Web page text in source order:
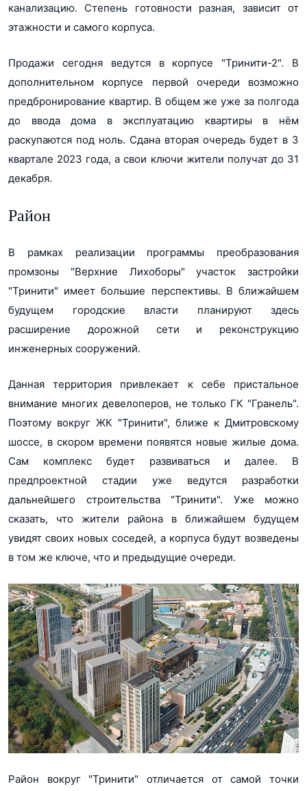
канализацию. Степень готовности разная, зависит от
этажности и самого корпуса.
Продажи сегодня ведутся в корпусе "Тринити-2". В
дополнительном корпусе первой очереди возможно
предбронирование квартир. В общем же уже за полгода
до ввода дома в эксплуатацию квартиры в нём
раскупаются под ноль. Сдана вторая очередь будет в 3
квартале 2023 года, а свои ключи жители получат до 31
декабря.
Район
В рамках реализации программы преобразования
промзоны "Верхние Лихоборы" участок застройки
"Тринити" имеет большие перспективы. В ближайшем
будущем городские власти планируют здесь
расширение дорожной сети и реконструкцию
инженерных сооружений.
Данная территория привлекает к себе пристальное
внимание многих девелоперов, не только ГК "Гранель".
Поэтому вокруг ЖК "Тринити", ближе к Дмитровскому
шоссе, в скором времени появятся новые жилые дома.
Сам комплекс будет развиваться и далее. В
предпроектной стадии уже ведутся разработки
дальнейшего строительства "Тринити". Уже можно
сказать, что жители района в ближайшем будущем
увидят своих новых соседей, а корпуса будут возведены
в том же ключе, что и предыдущие очереди.
Район вокруг "Тринити" отличается от самой точки